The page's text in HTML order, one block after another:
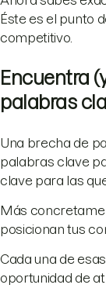
Éste es el punto
competitivo.
Encuentra
palabras
Una brecha de
palabras clave
clave para las
Más
posicionan tus
Cada una de
oportunidad de